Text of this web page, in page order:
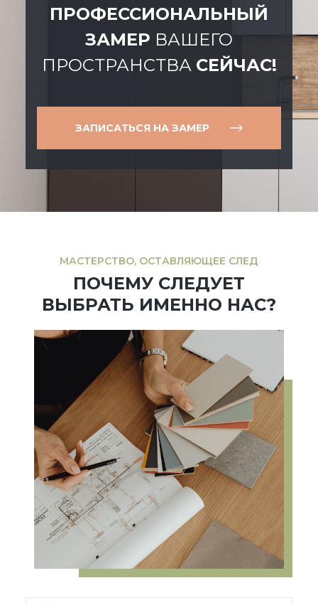
ПРОФЕССИОНАЛЬНЫЙ
ЗАМЕР ВАШЕГО
ПРОСТРАНСТВА СЕЙЧАС!
ЗАПИСАТЬСЯ НА ЗАМЕР
МАСТЕРСТВО, ОСТАВЛЯЮЩЕЕ СЛЕД
ПОЧЕМУ СЛЕДУЕТ
ВЫБРАТЬ ИМЕННО НАС?